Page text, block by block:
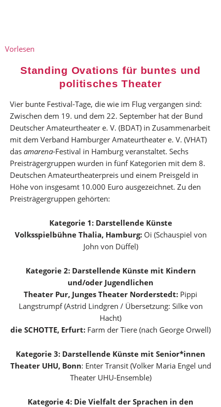
Vorlesen
Standing Ovations für buntes und
politisches Theater
Vier bunte Festival-Tage, die wie im Flug vergangen sind:
Zwischen dem 19. und dem 22. September hat der Bund
Deutscher Amateurtheater e. V. (BDAT) in Zusammenarbeit
mit dem Verband Hamburger Amateurtheater e. V. (VHAT)
das amarena-Festival in Hamburg veranstaltet. Sechs
Preisträgergruppen wurden in fünf Kategorien mit dem 8.
Deutschen Amateurtheaterpreis und einem Preisgeld in
Höhe von insgesamt 10.000 Euro ausgezeichnet. Zu den
Preisträgergruppen gehörten:
Kategorie 1: Darstellende Künste
Volksspielbühne Thalia, Hamburg:Oi (Schauspiel von
John von Düffel)
Kategorie 2: Darstellende Künste mit Kindern
und/oder Jugendlichen
Theater Pur, Junges Theater Norderstedt: Pippi
Langstrumpf (Astrid Lindgren / Übersetzung: Silke von
Hacht)
die SCHOTTE, Erfurt: Farm der Tiere (nach George Orwell)
Kategorie 3: Darstellende Künste mit Senior*innen
Theater UHU, Bonn: Enter Transit (Volker Maria Engel und
Theater UHU-Ensemble)
Kategorie 4: Die Vielfalt der Sprachen in den